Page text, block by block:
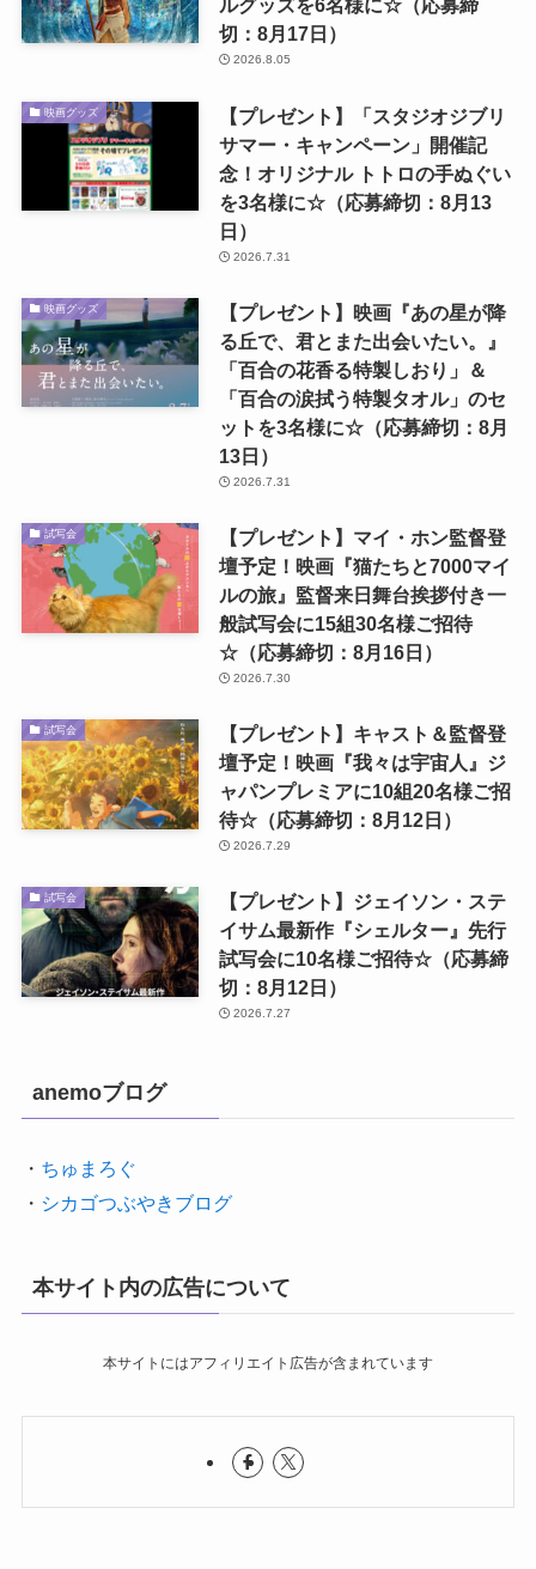
ルグッズを6名様に☆（応募締
切：8月17日）
2026.8.05
映画グッズ
【プレゼント】「スタジオジブリ
サマー・キャンペーン」開催記
念！オリジナル トトロの手ぬぐい
を3名様に☆（応募締切：8月13
日）
2026.7.31
映画グッズ
【プレゼント】映画『あの星が降
る丘で、君とまた出会いたい。』
「百合の花香る特製しおり」＆
「百合の涙拭う特製タオル」のセ
ットを3名様に☆（応募締切：8月
13日）
2026.7.31
試写会
【プレゼント】マイ・ホン監督登
壇予定！映画『猫たちと7000マイ
ルの旅』監督来日舞台挨拶付き一
般試写会に15組30名様ご招待
☆（応募締切：8月16日）
2026.7.30
試写会
【プレゼント】キャスト＆監督登
壇予定！映画『我々は宇宙人』ジ
ャパンプレミアに10組20名様ご招
待☆（応募締切：8月12日）
2026.7.29
試写会
【プレゼント】ジェイソン・ステ
イサム最新作『シェルター』先行
試写会に10名様ご招待☆（応募締
切：8月12日）
2026.7.27
anemoブログ
・ ちゅまろぐ
・ シカゴつぶやきブログ
本サイト内の広告について
本サイトにはアフィリエイト広告が含まれています